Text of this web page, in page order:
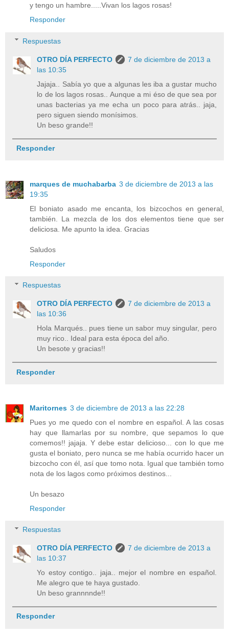
y tengo un hambre.....Vivan los lagos rosas!
Responder
Respuestas
OTRO DÍA PERFECTO
7 de diciembre de 2013 a
las 10:35
Jajaja.. Sabía yo que a algunas les iba a gustar mucho
lo de los lagos rosas.. Aunque a mi éso de que sea por
unas bacterias ya me echa un poco para atrás.. jaja,
pero siguen siendo monísimos.
Un beso grande!!
Responder
marques de muchabarba 3 de diciembre de 2013 a las
19:35
El boniato asado me encanta, los bizcochos en general,
también. La mezcla de los dos elementos tiene que ser
deliciosa. Me apunto la idea. Gracias
Saludos
Responder
Respuestas
OTRO DÍA PERFECTO
7 de diciembre de 2013 a
las 10:36
Hola Marqués.. pues tiene un sabor muy singular, pero
muy rico.. Ideal para esta época del año.
Un besote y gracias!!
Responder
Maritornes 3 de diciembre de 2013 a las 22:28
Pues yo me quedo con el nombre en español. A las cosas
hay que llamarlas por su nombre, que sepamos lo que
comemos!! jajaja. Y debe estar delicioso... con lo que me
gusta el boniato, pero nunca se me había ocurrido hacer un
bizcocho con él, así que tomo nota. Igual que también tomo
nota de los lagos como próximos destinos...
Un besazo
Responder
Respuestas
OTRO DÍA PERFECTO
7 de diciembre de 2013 a
las 10:37
Yo estoy contigo.. jaja.. mejor el nombre en español.
Me alegro que te haya gustado.
Un beso grannnnde!!
Responder